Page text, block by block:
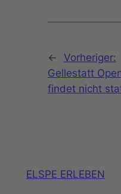
←
Vorheriger:
Gellestatt
findet nicht
ELSPE ERLEBEN